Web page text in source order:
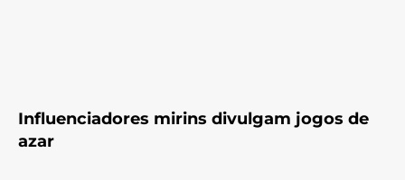
Influenciadores mirins divulgam jogos de
azar